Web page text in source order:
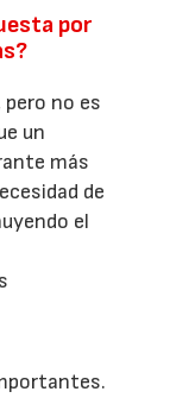
por
no es
un
más
de
el